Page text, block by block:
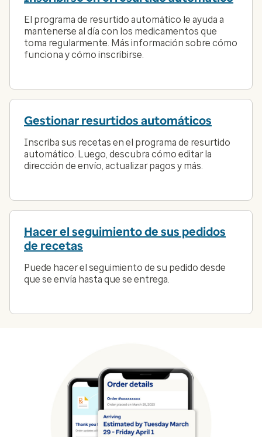
El programa de resurtido automático le ayuda a
mantenerse al día con los medicamentos que
toma regularmente. Más información sobre cómo
funciona y cómo inscribirse.
Gestionar resurtidos automáticos
Inscriba sus recetas en el programa de resurtido
automático. Luego, descubra cómo editar la
dirección de envío, actualizar pagos y más.
Hacer el seguimiento de sus pedidos
de recetas
Puede hacer el seguimiento de su pedido desde
que se envía hasta que se entrega.